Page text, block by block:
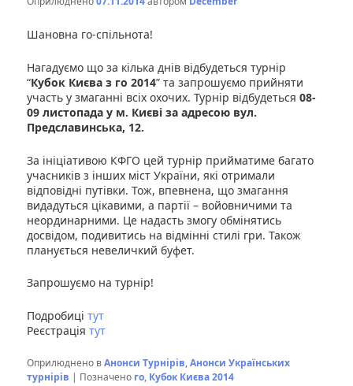
Шановна го-спільнота!
Нагадуємо що за кілька днів відбудеться турнір
“Кубок Києва з го 2014” та запрошуємо прийняти
участь у змаганні всіх охочих. Турнір відбудеться08-
09 листопада у м. Києві за адресою вул.
Предславинська, 12.
За ініціативою КФГО цей турнір прийматиме багато
учасників з інших міст України, які отримали
відповідні путівки. Тож, впевнена, що змагання
видадуться цікавими, а партії – войовничими та
неординарними. Це надасть змогу обмінятись
досвідом, подивитись на відмінні стилі гри. Також
планується невеличкий буфет.
Запрошуємо на турнір!
Подробицітут
Реєстраціятут
Оприлюднено вАнонси Турнірів,Анонси Українських
турнірів | Позначено го, Кубок Києва 2014